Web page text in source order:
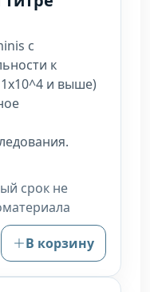
с
к
и выше)
срок не
В корзину